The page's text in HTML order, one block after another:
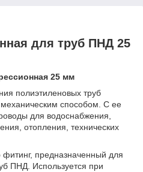
для труб ПНД 25
25 мм
полиэтиленовых труб
способом. С ее
для водоснабжения,
отопления, технических
предназначенный для
ПНД. Используется при